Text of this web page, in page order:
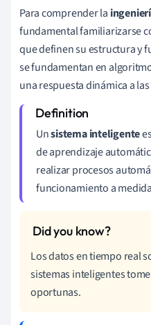
Para comprender la
fundamental familiarizarse
que definen su estructura y
se fundamentan en
una respuesta dinámica a
Unsistema inteligente
de aprendizaje
realizar procesos
funcionamiento a
Los datos en tiempo real
sistemas inteligentes
oportunas.